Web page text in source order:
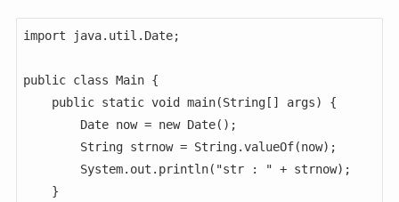
import java.util.Date;
public class Main {